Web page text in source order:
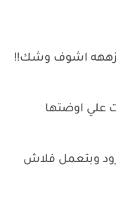
اشوف وشك!!
علي اوضتها
وبتعمل فلاش